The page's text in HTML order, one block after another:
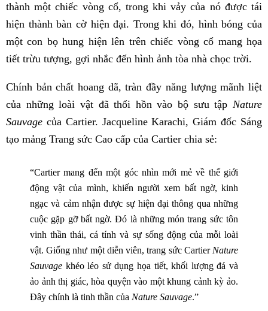
thành một chiếc vòng cổ, trong khi vảy của nó được tái
hiện thành bàn cờ hiện đại. Trong khi đó, hình bóng của
một con bọ hung hiện lên trên chiếc vòng cổ mang họa
tiết trừu tượng, gợi nhắc đến hình ảnh tòa nhà chọc trời.
Chính bản chất hoang dã, tràn đầy năng lượng mãnh liệt
của những loài vật đã thổi hồn vào bộ sưu tập Nature
Sauvage của Cartier. Jacqueline Karachi, Giám đốc Sáng
tạo mảng Trang sức Cao cấp của Cartier chia sẻ:
“Cartier mang đến một góc nhìn mới mẻ về thế giới
động vật của mình, khiến người xem bất ngờ, kinh
ngạc và cảm nhận được sự hiện đại thông qua những
cuộc gặp gỡ bất ngờ. Đó là những món trang sức tôn
vinh thần thái, cá tính và sự sống động của mỗi loài
vật. Giống như một diễn viên, trang sức CartierNature
Sauvage khéo léo sử dụng họa tiết, khối lượng đá và
ảo ảnh thị giác, hòa quyện vào một khung cảnh kỳ ảo.
Đây chính là tinh thần của Nature Sauvage.”